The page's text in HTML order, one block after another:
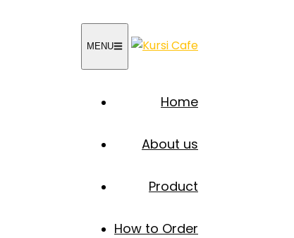
MENU
Home
About us
Product
How to Order